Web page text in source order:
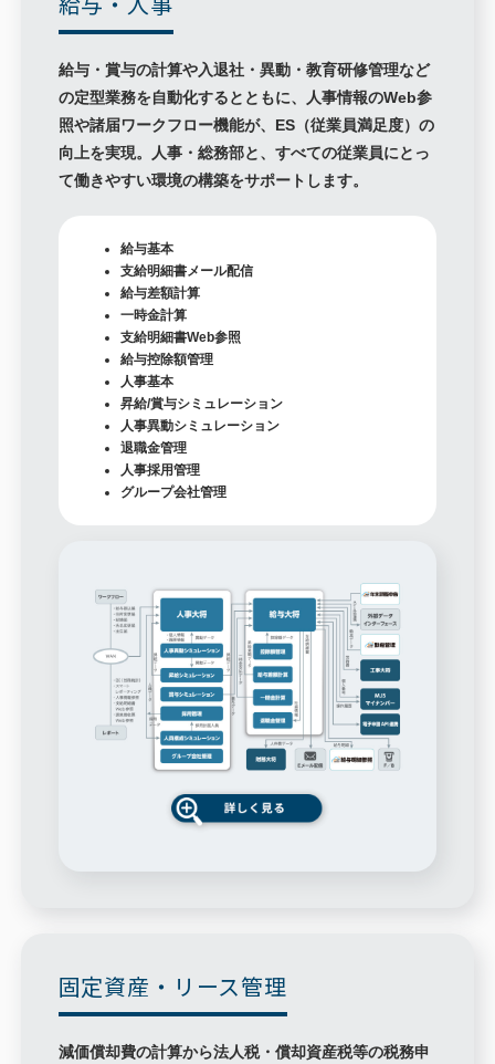
給与・賞与の計算や入退社・異動・教育研修管理など
の定型業務を自動化するとともに、人事情報のWeb参
照や諸届ワークフロー機能が、ES（従業員満足度）の
向上を実現。人事・総務部と、すべての従業員にとっ
て働きやすい環境の構築をサポートします。
給与基本
支給明細書メール配信
給与差額計算
一時金計算
支給明細書Web参照
給与控除額管理
人事基本
昇給/賞与シミュレーション
人事異動シミュレーション
退職金管理
人事採用管理
グループ会社管理
固定資産・リース管理
減価償却費の計算から法人税・償却資産税等の税務申